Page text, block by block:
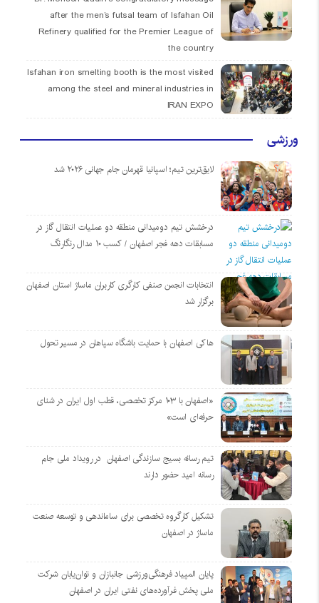
after the men’s futsal team of Isfahan Oil
Refinery qualified for the Premier League of
the country
Isfahan iron smelting booth is the most visited
among the steel and mineral industries in
IRAN EXPO
ورزشی
لایق‌ترین تیم؛ اسپانیا قهرمان جام جهانی ۲۰۲۶ شد
درخشش تیم دومیدانی منطقه دو عملیات انتقال گاز در
مسابقات دهه فجر اصفهان / کسب ۱۰ مدال رنگارنگ
انتخابات انجمن صنفی کارگری کاربران ماساژ استان اصفهان
برگزار شد
هاکی اصفهان با حمایت باشگاه سپاهان در مسیر تحول
«اصفهان با ۱۰۳ مرکز تخصصی، قطب اول ایران در شنای
حرفه‌ای است»
تیم رسانه بسیج سازندگی اصفهان در رویداد ملی جام
رسانه امید حضور دارند
تشکیل کارگروه تخصصی برای ساماندهی و توسعه صنعت
ماساژ در اصفهان
پایان المپیاد فرهنگی‌ورزشی جانبازان و توان‌یابان شرکت
ملی پخش فرآورده‌های نفتی ایران در اصفهان